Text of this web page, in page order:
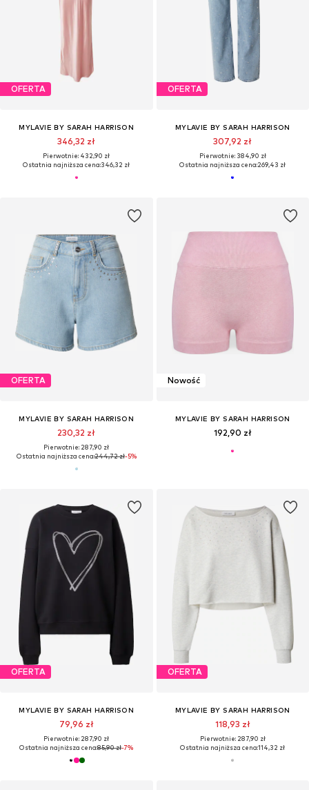
OFERTA
MYLAVIE BY SARAH HARRISON
346,32 zł
Pierwotnie: 432,90 zł
Ostatnia najniższa cena:346,32 zł
OFERTA
MYLAVIE BY SARAH HARRISON
307,92 zł
Pierwotnie: 384,90 zł
Ostatnia najniższa cena:269,43 zł
OFERTA
MYLAVIE BY SARAH HARRISON
230,32 zł
Pierwotnie: 287,90 zł
Ostatnia najniższa cena:244,72 zł-5%
Nowość
MYLAVIE BY SARAH HARRISON
192,90 zł
OFERTA
MYLAVIE BY SARAH HARRISON
79,96 zł
Pierwotnie: 287,90 zł
Ostatnia najniższa cena:85,90 zł-7%
OFERTA
MYLAVIE BY SARAH HARRISON
118,93 zł
Pierwotnie: 287,90 zł
Ostatnia najniższa cena:114,32 zł